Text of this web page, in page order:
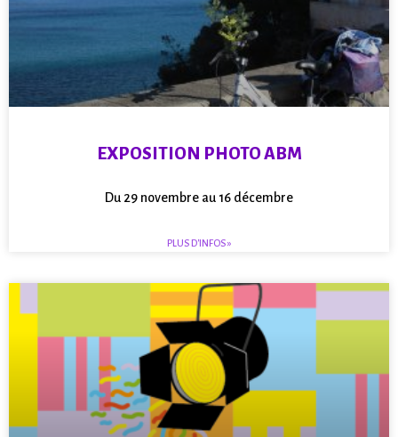
EXPOSITION PHOTO ABM
Du 29 novembre au 16 décembre
PLUS D'INFOS »